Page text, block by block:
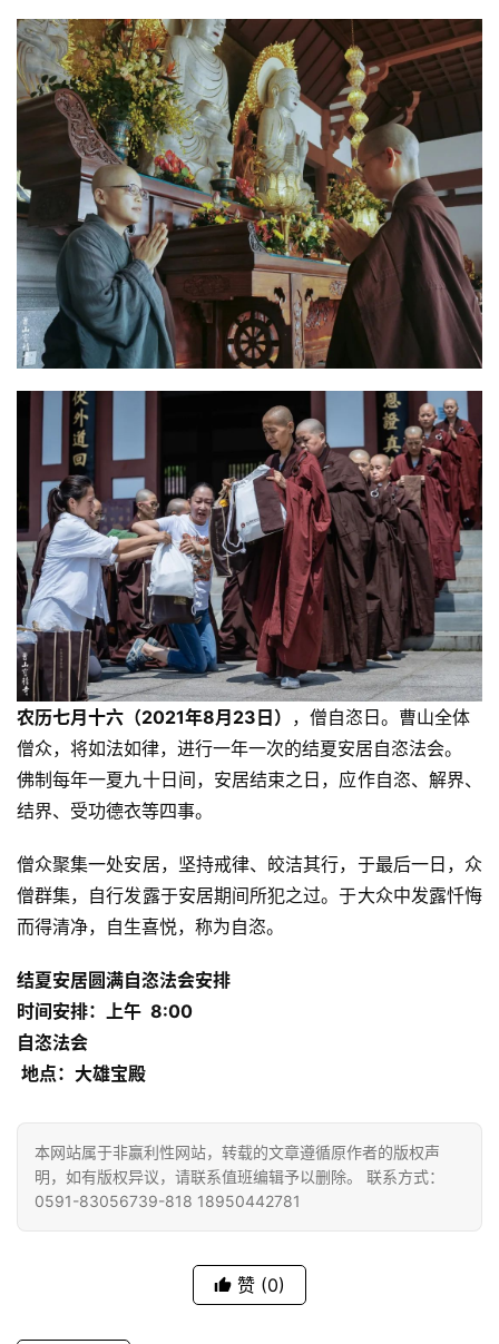
农历七月十六（2021年8月23日） ，僧自恣日。曹山全体
僧众，将如法如律，进行一年一次的结夏安居自恣法会。
佛制每年一夏九十日间，安居结束之日，应作自恣、解界、
结界、受功德衣等四事。
僧众聚集一处安居，坚持戒律、皎洁其行，于最后一日，众
僧群集，自行发露于安居期间所犯之过。于大众中发露忏悔
而得清净，自生喜悦，称为自恣。
结夏安居圆满自恣法会安排
时间安排：上午 8:00
自恣法会
地点：大雄宝殿
本网站属于非赢利性网站，转载的文章遵循原作者的版权声
明，如有版权异议，请联系值班编辑予以删除。 联系方式：
0591-83056739-818 18950442781
赞 (0)